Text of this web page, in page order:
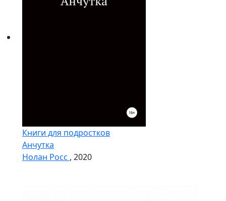
Книги для подростков
Анчутка
Нолан Росс , 2020